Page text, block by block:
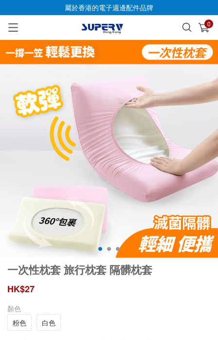
屬於香港的電子週邊配件品牌
0
已加入購物車 查看
一次性枕套 旅行枕套 隔髒枕套
HK$27
顏色
粉色
白色